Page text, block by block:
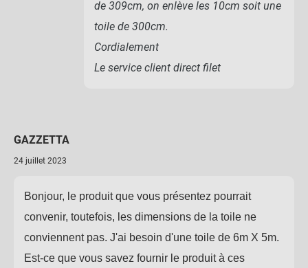
de 309cm, on enlève les 10cm soit une
toile de 300cm.
Cordialement
Le service client direct filet
GAZZETTA
24 juillet 2023
Bonjour, le produit que vous présentez pourrait
convenir, toutefois, les dimensions de la toile ne
conviennent pas. J'ai besoin d'une toile de 6m X 5m.
Est-ce que vous savez fournir le produit à ces